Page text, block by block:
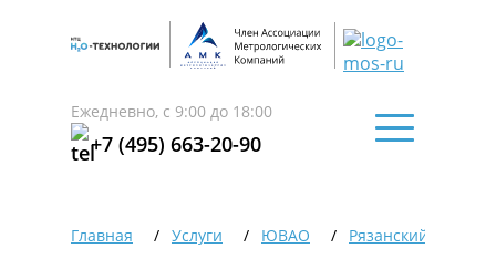
Ежедневно, с 9:00 до 18:00
+7 (495) 663-20-90
Главная Услуги ЮВАО Рязанский район